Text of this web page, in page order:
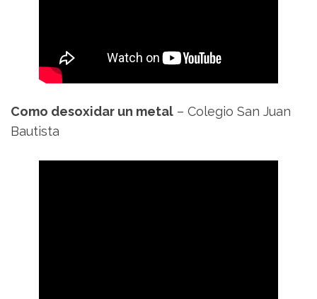
Como desoxidar un metal – Colegio San Juan
Bautista